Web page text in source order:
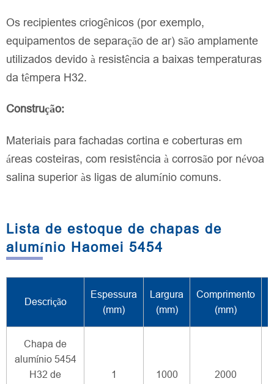
Os recipientes criogênicos (por exemplo,
equipamentos de separação de ar) são amplamente
utilizados devido à resistência a baixas temperaturas
da têmpera H32.
Construção:
Materiais para fachadas cortina e coberturas em
áreas costeiras, com resistência à corrosão por névoa
salina superior às ligas de alumínio comuns.
Lista de estoque de chapas de
alumínio Haomei 5454
Descrição
Espessura
(mm)
Largura
(mm)
Comprimento
(mm)
Chapa de
alumínio 5454
H32 de
1 1000 2000